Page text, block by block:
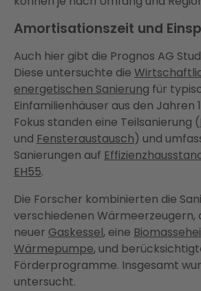
Amortisationszeit und
Auch hier gibt die Prognos AG
Diese untersuchte die
energetischen Sanierung für
Einfamilienhäuser aus den Jahren
Fokus standen eine Teilsanierung (
und Fensteraustausch) und
Sanierungen auf
EH55.
Die Forscher kombinierten die
verschiedenen Wärmeerzeugern,
neuer Gaskessel, eine
Wärmepumpe, und
Förderprogramme. Insgesamt
untersucht.